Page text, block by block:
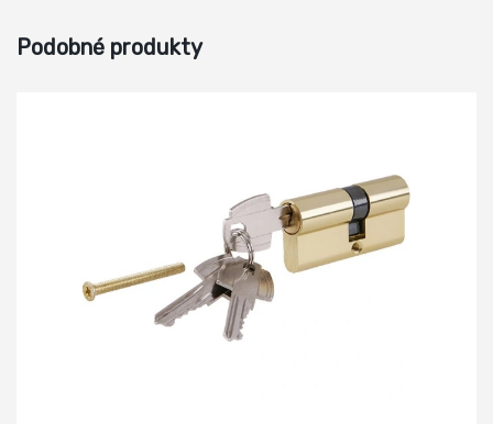
Podobné produkty